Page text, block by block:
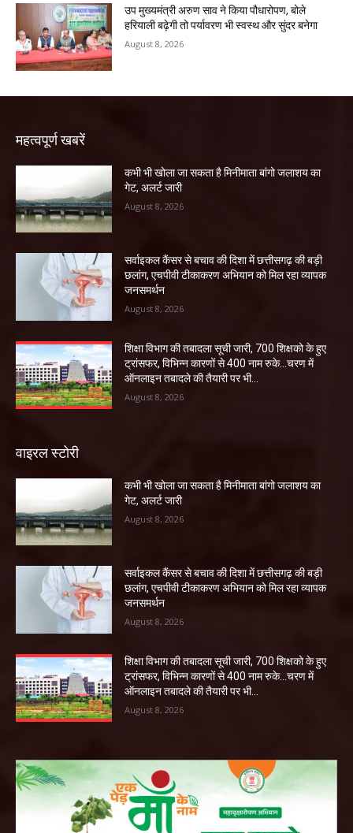
उप मुख्यमंत्री अरुण साव ने किया पौधारोपण, बोले
हरियाली बढ़ेगी तो पर्यावरण भी स्वस्थ और सुंदर बनेगा
August 8, 2026
महत्वपूर्ण खबरें
कभी भी खोला जा सकता है मिनीमाता बांगो जलाशय का
गेट, अलर्ट जारी
August 8, 2026
सर्वाइकल कैंसर से बचाव की दिशा में छत्तीसगढ़ की बड़ी
छलांग, एचपीवी टीकाकरण अभियान को मिल रहा व्यापक
जनसमर्थन
August 8, 2026
शिक्षा विभाग की तबादला सूची जारी, 700 शिक्षको के हुए
ट्रांसफर, विभिन्न कारणों से 400 नाम रुके…चरण में
ऑनलाइन तबादले की तैयारी पर भी...
August 8, 2026
वाइरल स्टोरी
कभी भी खोला जा सकता है मिनीमाता बांगो जलाशय का
गेट, अलर्ट जारी
August 8, 2026
सर्वाइकल कैंसर से बचाव की दिशा में छत्तीसगढ़ की बड़ी
छलांग, एचपीवी टीकाकरण अभियान को मिल रहा व्यापक
जनसमर्थन
August 8, 2026
शिक्षा विभाग की तबादला सूची जारी, 700 शिक्षको के हुए
ट्रांसफर, विभिन्न कारणों से 400 नाम रुके…चरण में
ऑनलाइन तबादले की तैयारी पर भी...
August 8, 2026